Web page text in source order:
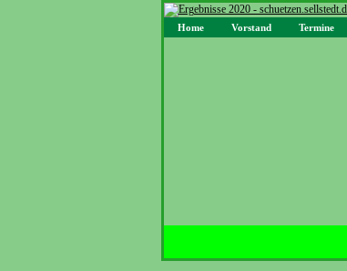
Home Vorstand Termine